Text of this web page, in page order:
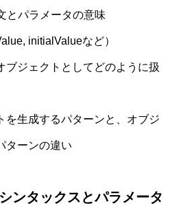
とパラメータの意味
initialValueなど）
ブジェクトとしてどのように扱
を生成するパターンと、オブジ
ターンの違い
ンタックスとパラメータ